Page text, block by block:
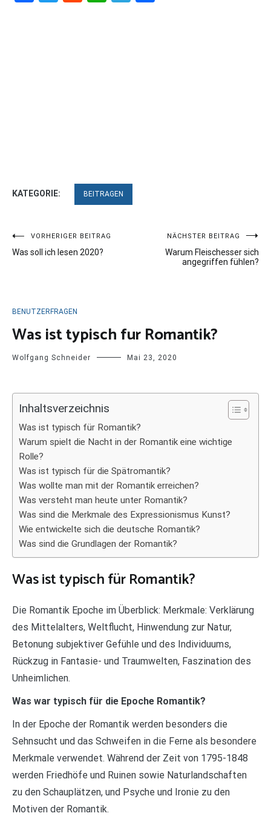
KATEGORIE: BEITRAGEN
Beitragsnavigation
VORHERIGER BEITRAG
Was soll ich lesen 2020?
NÄCHSTER BEITRAG
Warum Fleischesser sich
angegriffen fühlen?
BENUTZERFRAGEN
Was ist typisch fur Romantik?
Wolfgang Schneider Mai 23, 2020
Inhaltsverzeichnis
Was ist typisch für Romantik?
Warum spielt die Nacht in der Romantik eine wichtige
Rolle?
Was ist typisch für die Spätromantik?
Was wollte man mit der Romantik erreichen?
Was versteht man heute unter Romantik?
Was sind die Merkmale des Expressionismus Kunst?
Wie entwickelte sich die deutsche Romantik?
Was sind die Grundlagen der Romantik?
Was ist typisch für Romantik?
Die Romantik Epoche im Überblick: Merkmale: Verklärung
des Mittelalters, Weltflucht, Hinwendung zur Natur,
Betonung subjektiver Gefühle und des Individuums,
Rückzug in Fantasie- und Traumwelten, Faszination des
Unheimlichen.
Was war typisch für die Epoche Romantik?
In der Epoche der Romantik werden besonders die
Sehnsucht und das Schweifen in die Ferne als besondere
Merkmale verwendet. Während der Zeit von 1795-1848
werden Friedhöfe und Ruinen sowie Naturlandschaften
zu den Schauplätzen, und Psyche und Ironie zu den
Motiven der Romantik.